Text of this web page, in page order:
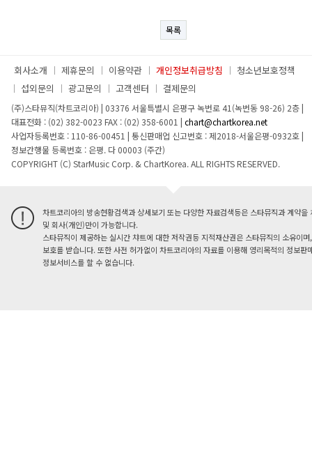
목록
회사소개 제휴문의 이용약관 개인정보취급방침
청소년보호정책
섭외문의
광고문의 고객센터 결제문의
(주)스타뮤직(차트코리아) | 03376 서울특별시 은평구 녹번로 41(녹번동 98-26) 2층|
대표전화 : (02) 382-0023 FAX : (02) 358-6001 | chart@chartkorea.net
사업자등록번호 : 110-86-00451 | 통신판매업 신고번호 : 제2018-서울은평-0932호|
정보간행물 등록번호 : 은평. 다 00003 (주간)
COPYRIGHT (C) StarMusic Corp. & ChartKorea. ALL RIGHTS RESERVED.
차트코리아의 방송현황검색과 상세보기 또는 다양한 자료검색등은 스타뮤직과 계약을
및 회사(개인)만이 가능합니다.
스타뮤직이 제공하는 실시간 챠트에 대한 저작권등 지적재산권은 스타뮤직의 소유이
보호를 받습니다. 또한 사전 허가없이 차트코리아의 자료를 이용해 영리목적의 정보판
정보서비스를 할 수 없습니다.